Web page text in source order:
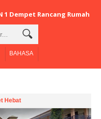
Dempet Rancang Rumah Anti
BAHASA
Hebat